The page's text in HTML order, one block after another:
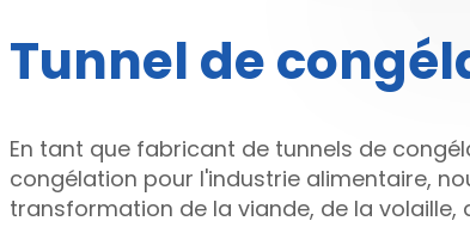
Tunnel de
En tant que fabricant de tunnels de
congélation pour l'industrie alimentaire,
transformation de la viande, de la volaille,